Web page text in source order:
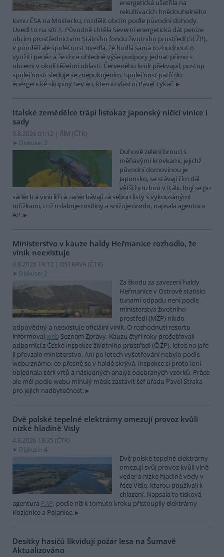
energetická ušetřila na
rekultivacích hnědouhelného
lomu ČSA na Mostecku, rozdělit obcím podle původní dohody.
Uvedl to na síti X. Původně chtěla Severní energetická dát peníze
obcím prostřednictvím Státního fondu životního prostředí (SFŽP),
v pondělí ale společnost uvedla, že hodlá sama rozhodnout o
využití peněz a že chce ohledně výše podpory jednat přímo s
obcemi v okolí těžební oblasti. Červeného krok překvapil, postup
společnosti sleduje se znepokojením. Společnost patří do
energetické skupiny Sev.en, kterou vlastní Pavel Tykač.
Italské zemědělce trápí listokaz japonský ničící vinice i
sady
5.8.2026 01:12 | ŘÍM (ČTK)
Diskuse: 2
Duhově zelení brouci s
měňavými krovkami, jejichž
původní domovinou je
Japonsko, se stávají čím dál
větší hrozbou v Itálii. Rojí se po
sadech a vinicích a zanechávají za sebou listy s vykousanými
mřížkami, což oslabuje rostliny a snižuje úrodu, napsala agentura
AP.
Ministerstvo v kauze haldy Heřmanice rozhodlo, že
viník neexistuje
4.8.2026 19:12 | OSTRAVA (ČTK)
Diskuse: 2
Za škodu za zavezení haldy
Heřmanice v Ostravě statisíci
tunami odpadu není podle
ministerstva životního
prostředí (MŽP) nikdo
odpovědný a neexistuje oficiální viník. O rozhodnutí resortu
informoval web Seznam Zprávy. Kauzu čtyři roky prošetřovali
odborníci z České inspekce životního prostředí (ČIŽP), letos na jaře
ji převzalo ministerstvo. Ani po letech vyšetřování nebylo podle
webu známo, co přesně se v haldě skrývá, inspekce si proto loni
objednala sérii vrtů a následných analýz odebraných vzorků. Práce
ale měl podle webu minulý měsíc zastavit šéf úřadu Pavel Straka
pro jejich nadbytečnost.
Dvě polské tepelné elektrárny omezují provoz kvůli
nízké hladině Visly
4.8.2026 18:35 (ČTK)
Diskuse: 4
Dvě polské tepelné elektrárny
omezují svůj provoz kvůli vlně
veder a nízké hladině vody v
řece Visle, kterou používají k
chlazení. Napsala to tisková
agentura PAP, podle níž k tomuto kroku přistoupily elektrárny
Kozienice a Polaniec.
Desítky hasičů likvidují požár lesa na Šumavě
Aktualizováno